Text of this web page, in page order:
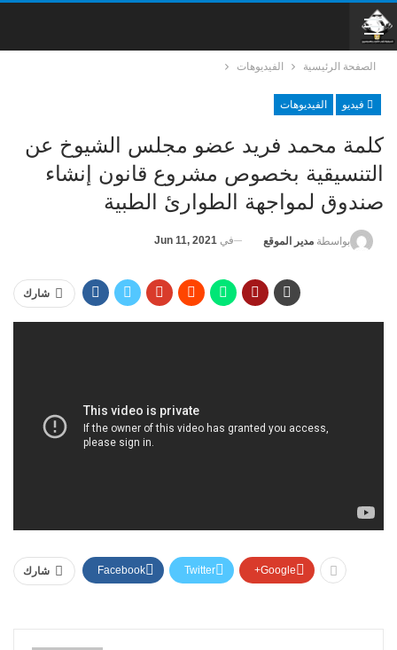
الصفحة الرئيسية الفيديوهات
فيديو الفيديوهات
كلمة محمد فريد عضو مجلس الشيوخ عن
التنسيقية بخصوص مشروع قانون إنشاء
صندوق لمواجهة الطوارئ الطبية
بواسطة مدير الموقع في Jun 11, 2021
شارك
شارك Facebook Twitter Google+